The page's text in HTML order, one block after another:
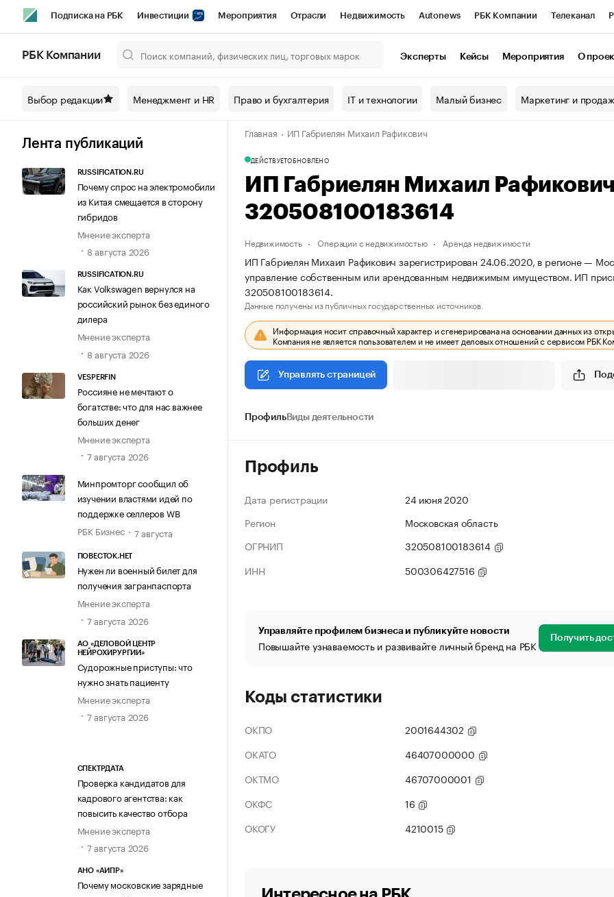
Подписка на РБК Инвестиции Мероприятия Отрасли Недвижимость Autonews РБК Компании Телеканал
Спецпроекты СПб Конференции СПб Спецпроекты Проверка контрагентов
Технологии и медиа Рынок наличной валюты
РБК Компании Эксперты Кейсы Мероприятия О
Выбор редакции Менеджмент и HR Право и бухгалтерия IT и технологии Малый бизнес Маркетинг и
Лента публикаций
RUSSIFICATION.RU
Почему спрос на электромобили
из Китая смещается в сторону
гибридов
Мнение эксперта
8 августа 2026
RUSSIFICATION.RU
Как Volkswagen вернулся на
российский рынок без единого
дилера
Мнение эксперта
8 августа 2026
VESPERFIN
Россияне не мечтают о
богатстве: что для нас важнее
больших денег
Мнение эксперта
7 августа 2026
Минпромторг сообщил об
изучении властями идей по
поддержке селлеров WB
РБК Бизнес
7 августа
ПОВЕСТОК.НЕТ
Нужен ли военный билет для
получения загранпаспорта
Мнение эксперта
7 августа 2026
АО «ДЕЛОВОЙ ЦЕНТР
НЕЙРОХИРУРГИИ»
Судорожные приступы: что
нужно знать пациенту
Мнение эксперта
7 августа 2026
СПЕКТРДАТА
Проверка кандидатов для
кадрового агентства: как
повысить качество отбора
Мнение эксперта
7 августа 2026
АНО «АИПР»
Почему московские зарядные
Главная ИП Габриелян Михаил Рафикович
ДЕЙСТВУЕТОБНОВЛЕНО
ИП Габриелян Михаил
320508100183614
Недвижимость Операции с недвижимостью Аренда недвижимости
ИП Габриелян Михаил Рафикович зарегистрирован 24.06.2020, в регионе —
управление собственным или арендованным недвижимым имуществом. ИП
320508100183614.
Данные получены из публичных государственных источников.
Информация носит справочный характер и сгенерирована на основании данных из
Компания не является пользователем и не имеет деловых отношений с сервисом РБК
Управлять страницей
ПрофильВиды деятельности
Профиль
Дата регистрации
24 июня 2020
Регион
Московская область
ОГРНИП
320508100183614
ИНН
500306427516
Управляйте профилем бизнеса и публикуйте новости
Повышайте узнаваемость и развивайте личный бренд на РБК Получить
Коды статистики
ОКПО
2001644302
ОКАТО
46407000000
ОКТМО
46707000001
ОКФС
16
ОКОГУ
4210015